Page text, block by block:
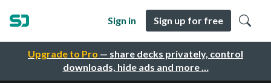
Upgrade to Pro — share decks privately, control
downloads, hide ads and more …
Sign in Sign up for free